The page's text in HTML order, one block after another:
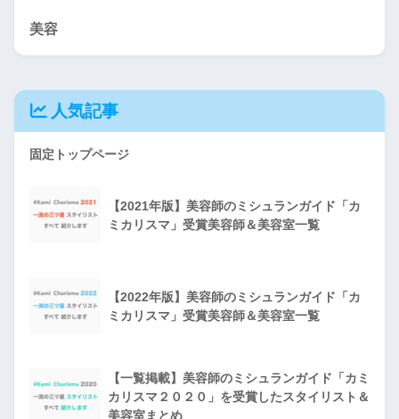
美容
人気記事
固定トップページ
【2021年版】美容師のミシュランガイド「カ
ミカリスマ」受賞美容師＆美容室一覧
【2022年版】美容師のミシュランガイド「カ
ミカリスマ」受賞美容師＆美容室一覧
【一覧掲載】美容師のミシュランガイド「カミ
カリスマ２０２０」を受賞したスタイリスト＆
美容室まとめ